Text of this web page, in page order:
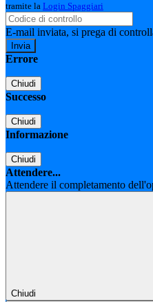
tramite la Login Spaggiari
E-mail inviata, si prega di
Errore
Chiudi
Successo
Chiudi
Informazione
Chiudi
Attendere...
Attendere il completamento
Chiudi